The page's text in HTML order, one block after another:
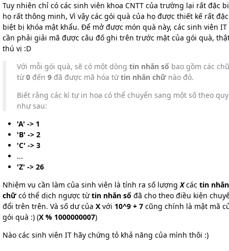
Tuy nhiên chỉ có các sinh viên khoa CNTT của trường lại rất đặc
họ rất thông minh, Vì vậy các gói quà của họ được thiết kế rất đặc
biệt bị khóa mật khẩu. Để mở được món quà này, các sinh viên IT
cần phải giải mã được câu đố ghi trên trước mặt của gói quà,
thú vị :D
Với mỗi gói quà, sẽ có một dòng tin nhắn số bao gồm các
từ0 đến 9 đã được mã hóa từtin nhắn chữ nào đó.
Biết rằng các kí tự in hoa có thể chuyển sang một số theo
như sau:
'A' -> 1
'B' -> 2
'C' -> 3
...
'Z' -> 26
Nhiệm vụ cần làm của sinh viên là tính ra số lượngXcác tin nhắn
chữcó thể dịch ngược từtin nhắn số đã cho theo điều kiện
đổi trên trên. Và số dư của X với 10^9 + 7 cũng chính là mật mã
gói quà :) (X % 1000000007)
Nào các sinh viên IT hãy chứng tỏ khả năng của mình thôi :)